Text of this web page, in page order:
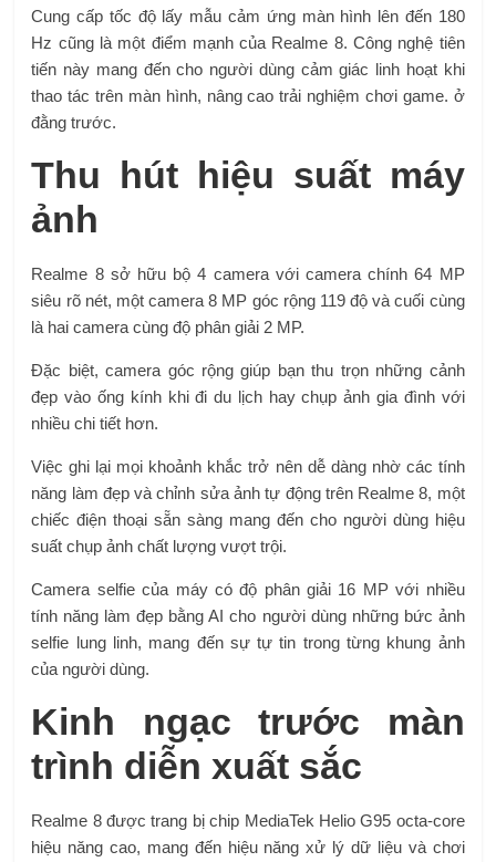
Cung cấp tốc độ lấy mẫu cảm ứng màn hình lên đến 180
Hz cũng là một điểm mạnh của Realme 8. Công nghệ tiên
tiến này mang đến cho người dùng cảm giác linh hoạt khi
thao tác trên màn hình, nâng cao trải nghiệm chơi game. ở
đằng trước.
Thu hút hiệu suất máy
ảnh
Realme 8 sở hữu bộ 4 camera với camera chính 64 MP
siêu rõ nét, một camera 8 MP góc rộng 119 độ và cuối cùng
là hai camera cùng độ phân giải 2 MP.
Đặc biệt, camera góc rộng giúp bạn thu trọn những cảnh
đẹp vào ống kính khi đi du lịch hay chụp ảnh gia đình với
nhiều chi tiết hơn.
Việc ghi lại mọi khoảnh khắc trở nên dễ dàng nhờ các tính
năng làm đẹp và chỉnh sửa ảnh tự động trên Realme 8, một
chiếc điện thoại sẵn sàng mang đến cho người dùng hiệu
suất chụp ảnh chất lượng vượt trội.
Camera selfie của máy có độ phân giải 16 MP với nhiều
tính năng làm đẹp bằng AI cho người dùng những bức ảnh
selfie lung linh, mang đến sự tự tin trong từng khung ảnh
của người dùng.
Kinh ngạc trước màn
trình diễn xuất sắc
Realme 8 được trang bị chip MediaTek Helio G95 octa-core
hiệu năng cao, mang đến hiệu năng xử lý dữ liệu và chơi